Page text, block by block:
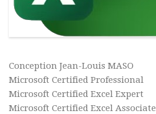
Conception Jean-Louis MASO
Microsoft Certified Professional
Microsoft Certified Excel Expert
Microsoft Certified Excel Associate